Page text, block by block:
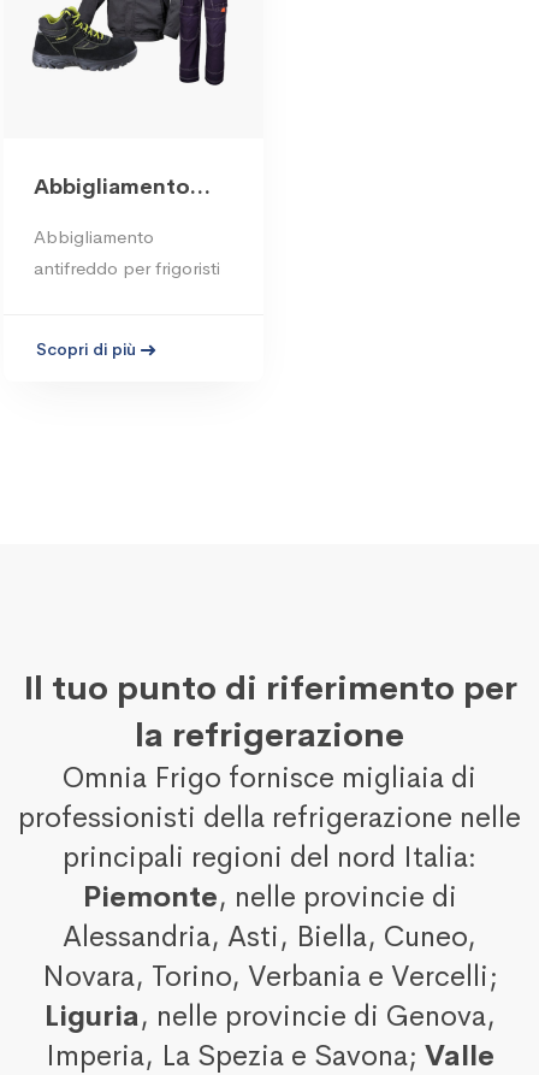
Abbigliamento
frigoristi
Abbigliamento
antifreddo per frigoristi
Scopri di più
Il tuo punto di riferimento per
la refrigerazione
Omnia Frigo fornisce migliaia di
professionisti della refrigerazione nelle
principali regioni del nord Italia:
Piemonte, nelle provincie di
Alessandria, Asti, Biella, Cuneo,
Novara, Torino, Verbania e Vercelli;
Liguria, nelle provincie di Genova,
Imperia, La Spezia e Savona; Valle